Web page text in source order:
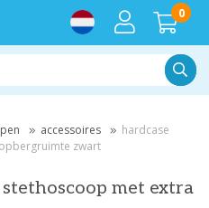
0
accessoires
hardcase
zwart
met extra